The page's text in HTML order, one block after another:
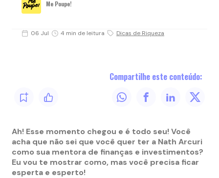
Me Poupe!
06 Jul 4 min de leitura Dicas de Riqueza
Compartilhe este conteúdo:
Ah! Esse momento chegou e é todo seu! Você
acha que não sei que você quer ter a Nath Arcuri
como sua mentora de finanças e investimentos?
Eu vou te mostrar como, mas você precisa ficar
esperta e esperto!